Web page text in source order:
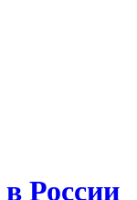
России